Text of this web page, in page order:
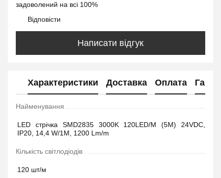
задоволений на всі 100%
Відповісти
Написати відгук
Характеристики Доставка Оплата
Найменування
LED стрічка SMD2835 3000K 120LED/M (5M) 24VDC,
IP20, 14,4 W/1M, 1200 Lm/m
Кількість світлодіодів
120 шт/м